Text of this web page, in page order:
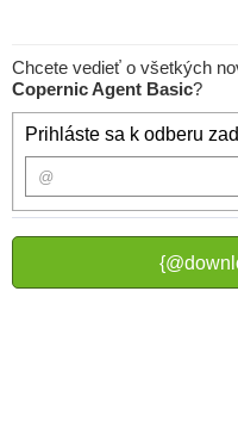
Chcete vedieť o všetkých
Copernic Agent Basic?
Prihláste sa k odberu